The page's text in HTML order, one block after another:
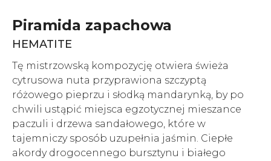
Piramida zapachowa
HEMATITE
Tę mistrzowską kompozycję otwiera świeża
cytrusowa nuta przyprawiona szczyptą
różowego pieprzu i słodką mandarynką, by po
chwili ustąpić miejsca egzotycznej mieszance
paczuli i drzewa sandałowego, które w
tajemniczy sposób uzupełnia jaśmin. Ciepłe
akordy drogocennego bursztynu i białego